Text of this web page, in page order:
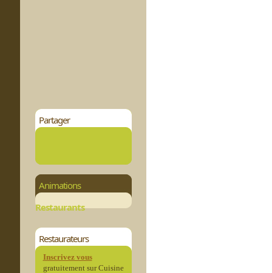
Partager
Animations
Restaurants
Restaurateurs
Inscrivez vous
gratuitement sur Cuisine